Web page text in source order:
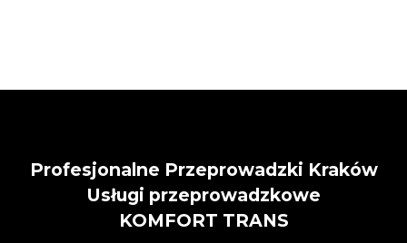
Profesjonalne Przeprowadzki Kraków
Usługi przeprowadzkowe
KOMFORT TRANS